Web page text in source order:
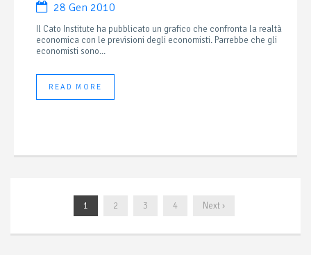
28 Gen 2010
Il Cato Institute ha pubblicato un grafico che confronta la realtà
economica con le previsioni degli economisti. Parrebbe che gli
economisti sono...
READ MORE
1 2 3 4 Next ›